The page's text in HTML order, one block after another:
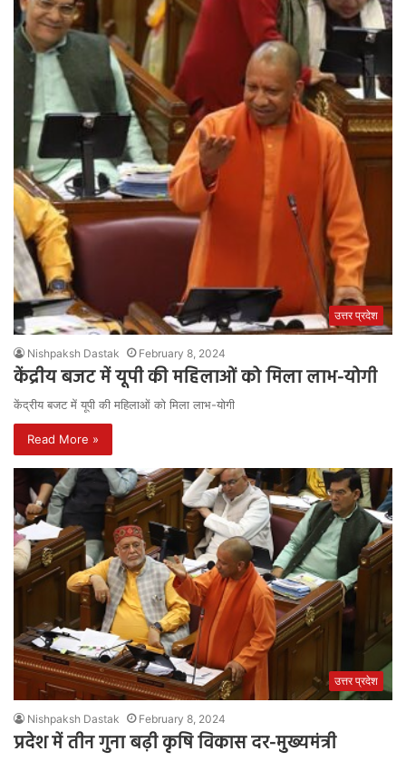
उत्तर प्रदेश
Nishpaksh Dastak February 8, 2024
केंद्रीय बजट में यूपी की महिलाओं को मिला लाभ-योगी
केंद्रीय बजट में यूपी की महिलाओं को मिला लाभ-योगी
Read More »
उत्तर प्रदेश
Nishpaksh Dastak February 8, 2024
प्रदेश में तीन गुना बढ़ी कृषि विकास दर-मुख्यमंत्री